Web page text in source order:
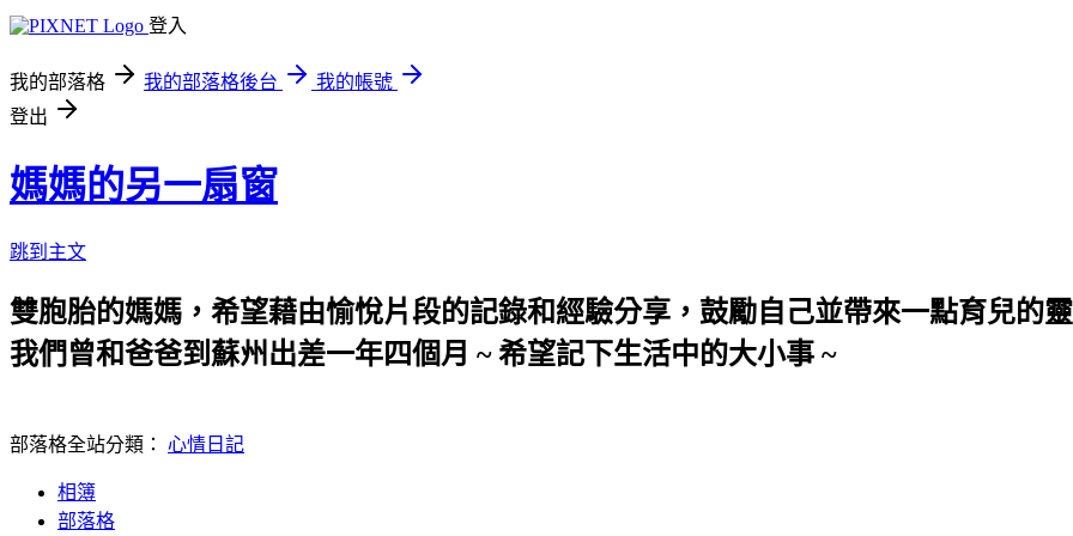
登入
我的部落格 我的部落格後台
我的帳號
登出
媽媽的另一扇窗
跳到主文
雙胞胎的媽媽，希望藉由愉悅片段的記錄和經驗分享，鼓勵自己並帶來一點育兒的
我們曾和爸爸到蘇州出差一年四個月 ~ 希望記下生活中的大小事 ~
部落格全站分類： 心情日記
相簿
部落格